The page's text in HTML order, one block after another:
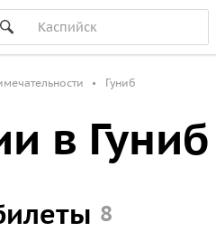
Гуниб
в Гуниб
8